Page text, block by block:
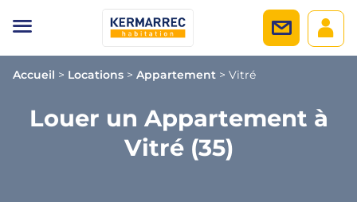
Accueil > Locations > Appartement > Vitré
Louer un Appartement à
Vitré (35)